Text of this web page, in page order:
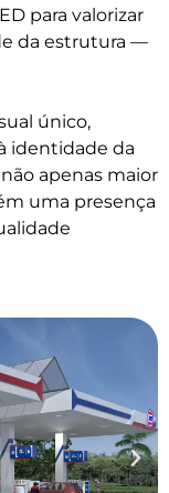
para valorizar
da estrutura —
único,
identidade da
apenas maior
uma presença